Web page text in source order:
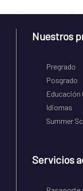
Nuestros
Pregrado
Posgrado
Educación
Idiomas
Summer
Servicios